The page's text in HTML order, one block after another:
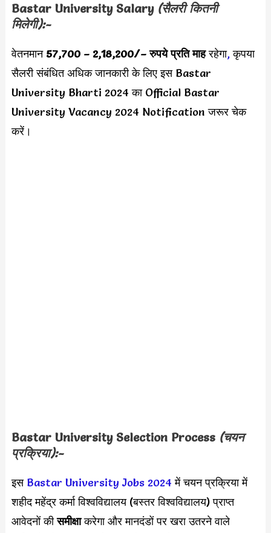
Bastar University Salary (सैलरी कितनी
मिलेगी):-
वेतनमान 57,700 – 2,18,200/– रुपये प्रति माहरहेगा, कृपया
सैलरी संबंधित अधिक जानकारी के लिए इस Bastar
University Bharti 2024 का Official Bastar
University Vacancy 2024 Notification जरूर चेक
करें।
Bastar University Selection Process (चयन
प्रक्रिया):-
इस Bastar University Jobs 2024में चयन प्रक्रिया में
शहीद महेंद्र कर्मा विश्वविद्यालय (बस्तर विश्वविद्यालय) प्राप्त
आवेदनों कीसमीक्षाकरेगा और मानदंडों पर खरा उतरने वाले